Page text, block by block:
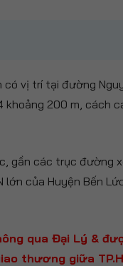
có vị trí tại đường
khoảng 200 m, cách
gần các trục đường
lớn của Huyện Bến
qua Đại Lý &
thương giữa